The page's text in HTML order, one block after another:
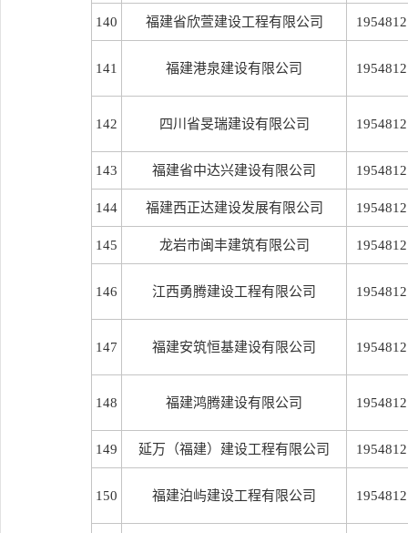
140 福建省欣萱建设工程有限公司 1954812
141 福建港泉建设有限公司 1954812
142 四川省旻瑞建设有限公司 1954812
143 福建省中达兴建设有限公司 1954812
144 福建西正达建设发展有限公司 1954812
145 龙岩市闽丰建筑有限公司 1954812
146 江西勇腾建设工程有限公司 1954812
147 福建安筑恒基建设有限公司 1954812
148 福建鸿腾建设有限公司 1954812
149 延万（福建）建设工程有限公司 1954812
150 福建泊屿建设工程有限公司 1954812